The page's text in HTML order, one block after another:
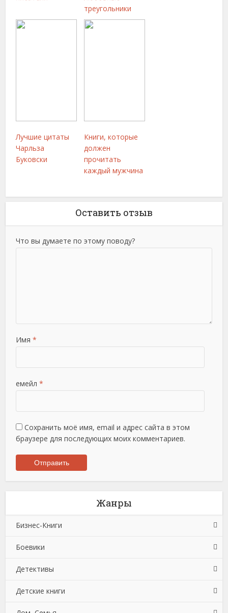
треугольники
Лучшие цитаты
Чарльза
Буковски
Книги, которые
должен
прочитать
каждый мужчина
Оставить отзыв
Что вы думаете по этому поводу?
Имя *
емейл *
Сохранить моё имя, email и адрес сайта в этом
браузере для последующих моих комментариев.
Жанры
Бизнес-Книги
Банковское дело
Бухучет, налогообложение, аудит
Делопроизводство
Боевики
Боевики: Прочее
Криминальные боевики
Детективы
Зарубежные детективы
Детские книги